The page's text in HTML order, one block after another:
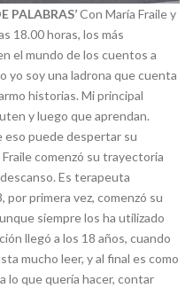
PALABRAS’Con María Fraile y
18.00 horas, los más
el mundo de los cuentos a
yo soy una ladrona que cuenta
historias. Mi principal
y luego que aprendan.
eso puede despertar su
comenzó su trayectoria
Es terapeuta
por primera vez, comenzó su
siempre los ha utilizado
llegó a los 18 años, cuando
mucho leer, y al final es como
lo que quería hacer, contar